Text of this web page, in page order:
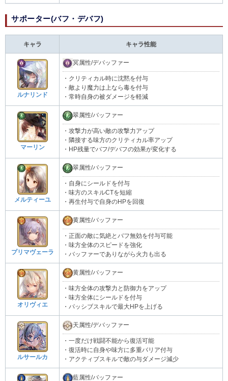
サポーター(バフ・デバフ)
キャラ キャラ性能
ルナリンド
冥属性/デバッファー
・クリティカル時に沈黙を付与
・敵より魔力は上なら毒を付与
・常時自身の被ダメージを軽減
マーリン
翠属性/バッファー
・攻撃力が高い敵の攻撃力アップ
・隣接する味方のクリティカル率アップ
・HP残量でバフ/デバフの効果が変化する
メルティーユ
翠属性/バッファー
・自身にシールドを付与
・味方のスキルCTを短縮
・再生付与で自身のHPを回復
プリマヴェーラ
黄属性/バッファー
・正面の敵に気絶とバフ無効を付与可能
・味方全体のスピードを強化
・バッファーでありながら火力も出る
オリヴィエ
黄属性/バッファー
・味方全体の攻撃力と防御力をアップ
・味方全体にシールドを付与
・パッシブスキルで最大HPを上げる
ルサールカ
天属性/デバッファー
・一度だけ戦闘不能から復活可能
・復活時に自身や味方に多重バリア付与
・アクティブスキルで敵の与ダメージ減少
藍属性/バッファー